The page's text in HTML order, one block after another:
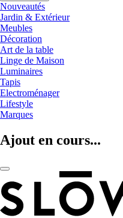
Nouveautés
Jardin & Extérieur
Meubles
Décoration
Art de la table
Linge de Maison
Luminaires
Tapis
Electroménager
Lifestyle
Marques
Ajout en cours...